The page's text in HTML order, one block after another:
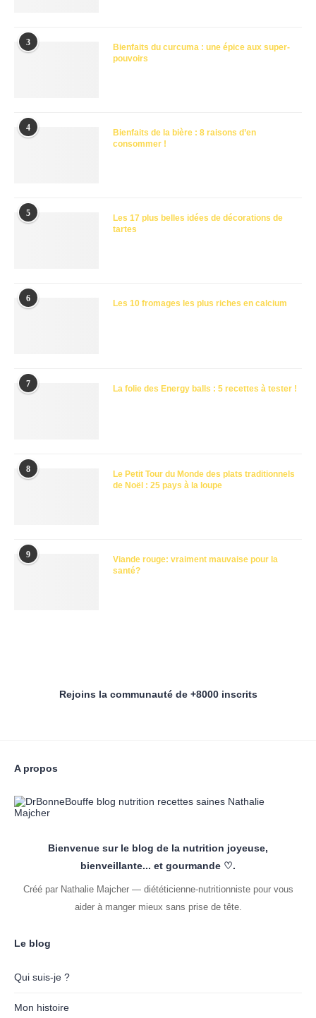
3
Bienfaits du curcuma : une épice aux super-
pouvoirs
4
Bienfaits de la bière : 8 raisons d’en
consommer !
5
Les 17 plus belles idées de décorations de
tartes
6 Les 10 fromages les plus riches en calcium
7 La folie des Energy balls : 5 recettes à tester !
8
Le Petit Tour du Monde des plats traditionnels
de Noël : 25 pays à la loupe
9
Viande rouge: vraiment mauvaise pour la
santé?
Rejoins la communauté de +8000 inscrits
A propos
Bienvenue sur le blog de la nutrition joyeuse,
bienveillante... et gourmande ♡.
Créé par Nathalie Majcher — diététicienne-nutritionniste pour vous
aider à manger mieux sans prise de tête.
Le blog
Qui suis-je ?
Mon histoire